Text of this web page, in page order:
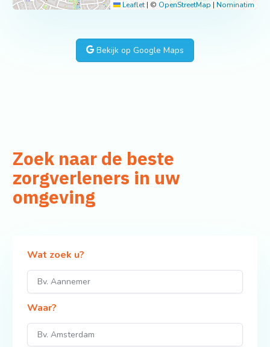
Leaflet | ©OpenStreetMap | Nominatim
Bekijk op Google Maps
Zoek naar de beste
zorgverleners in uw
omgeving
Wat zoek u?
Waar?